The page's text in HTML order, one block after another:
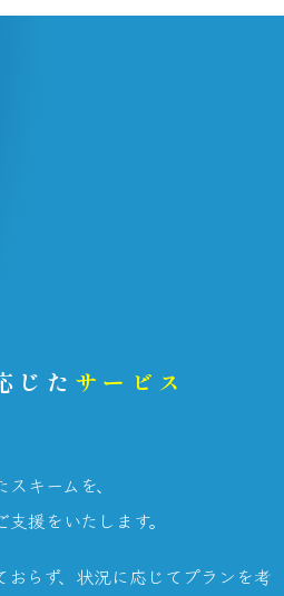
じた サービス
キームを、
援をいたします。
らず、状況に応じてプランを考